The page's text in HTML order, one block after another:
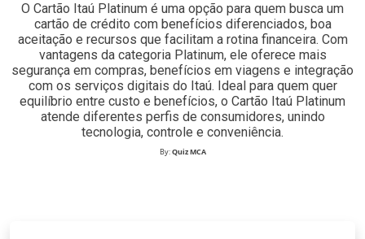
Empréstimo
Legal
Pressione Enter para buscar ou ESC para fechar.
O Cartão Itaú Platinum é uma opção para quem busca um
cartão de crédito com benefícios diferenciados, boa
aceitação e recursos que facilitam a rotina financeira. Com
vantagens da categoria Platinum, ele oferece mais
segurança em compras, benefícios em viagens e integração
com os serviços digitais do Itaú. Ideal para quem quer
equilíbrio entre custo e benefícios, o Cartão Itaú Platinum
atende diferentes perfis de consumidores, unindo
tecnologia, controle e conveniência.
By:Quiz MCA